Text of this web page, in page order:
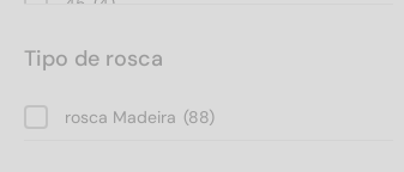
55 (4)
(4)
Tipo de rosca
rosca Madeira (88)